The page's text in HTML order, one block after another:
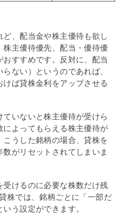
ど、配当金や株主優待も欲し
株主優待優先、配当・優待優
すすめです。反対に、配当
ない）というのであれば、
ば貸株金利をアップさせる
いないと株主優待が受けら
によってもらえる株主優待が
うした銘柄の場合、貸株を
がリセットされてしまいま
受けるのに必要な株数だけ残
株では、銘柄ごとに「一部だ
う設定ができます。